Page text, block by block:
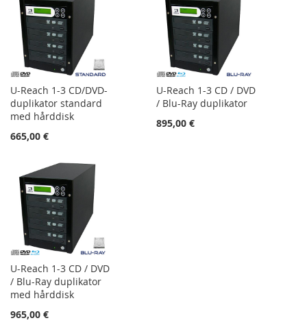
U-Reach 1-3 CD/DVD-
duplikator standard
med hårddisk
665,00 €
U-Reach 1-3 CD / DVD
/ Blu-Ray duplikator
895,00 €
U-Reach 1-3 CD / DVD
/ Blu-Ray duplikator
med hårddisk
965,00 €